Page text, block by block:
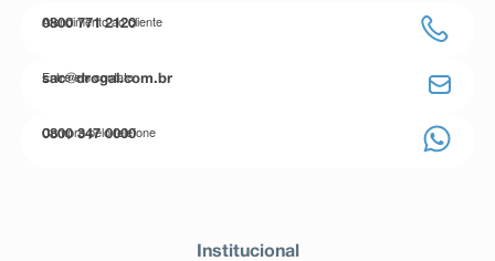
Atendimento ao cliente
0800 771 2120
Entre em contato
sac@drogal.com.br
Compre pelo telefone
0800 347 0000
Institucional